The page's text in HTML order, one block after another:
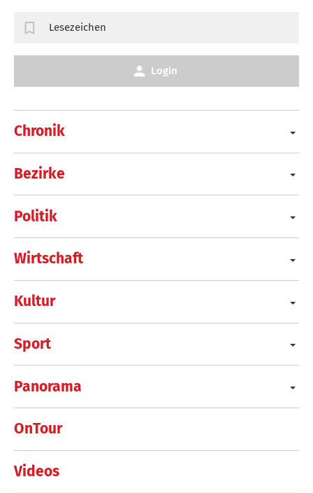
Chronik
Bezirke
Politik
Wirtschaft
Kultur
Sport
Panorama
OnTour
Videos
Lesezeichen
Login